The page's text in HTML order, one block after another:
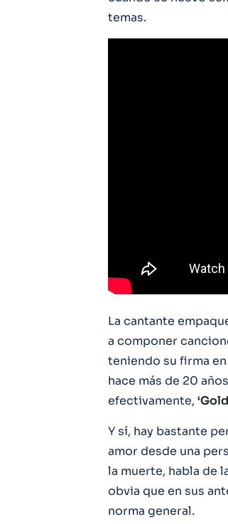
temas.
La cantante
a componer
teniendo su firma
hace más de 20
efectivamente,
Y sí, hay bastante
amor desde una
la muerte, habla de
obvia que en sus
norma general.